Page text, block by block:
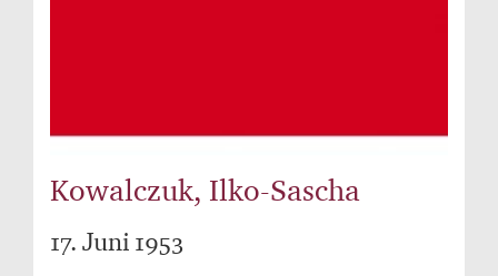
Kowalczuk, Ilko-Sascha
17. Juni 1953